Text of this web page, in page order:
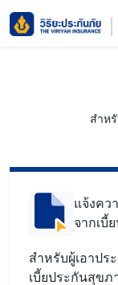
สำห
แจ้งคว
จากเบี้
สำหรับผู้เอาป
เบี้ยประกันสุขภ